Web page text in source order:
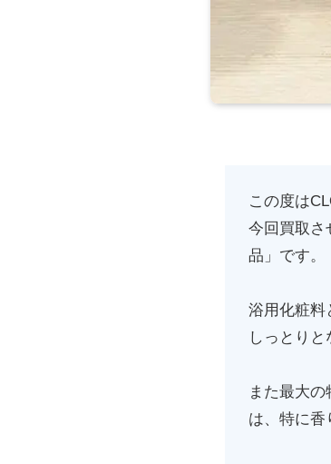
この度は
今回買取さ
品」です。
浴用化粧料
しっとり
また最大
は、特に香